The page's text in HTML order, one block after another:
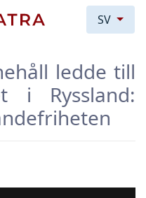
SV
ledde till
i Ryssland: